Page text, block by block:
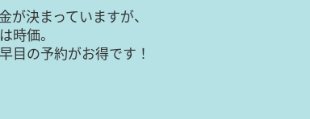
が決まっていますが、
時価。
目の予約がお得です！